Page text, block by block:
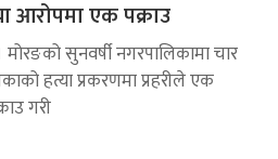
आरोपमा एक पक्राउ
मोरङको सुनवर्षी नगरपालिकामा चार
हत्या प्रकरणमा प्रहरीले एक
गरी